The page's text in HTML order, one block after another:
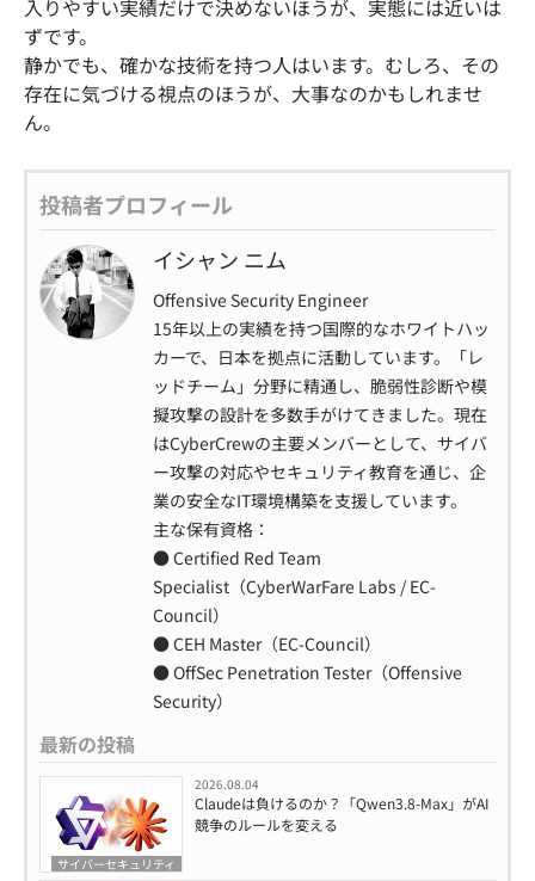
入りやすい実績だけで決めないほうが、実態には近いは
ずです。
静かでも、確かな技術を持つ人はいます。むしろ、その
存在に気づける視点のほうが、大事なのかもしれませ
ん。
投稿者プロフィール
イシャン ニム
Offensive Security Engineer
15年以上の実績を持つ国際的なホワイトハッ
カーで、日本を拠点に活動しています。「レ
ッドチーム」分野に精通し、脆弱性診断や模
擬攻撃の設計を多数手がけてきました。現在
はCyberCrewの主要メンバーとして、サイバ
ー攻撃の対応やセキュリティ教育を通じ、企
業の安全なIT環境構築を支援しています。
主な保有資格：
● Certified Red Team
Specialist（CyberWarFare Labs / EC-
Council）
● CEH Master（EC-Council）
● OffSec Penetration Tester（Offensive
Security）
最新の投稿
サイバーセキュリティ
2026.08.04
Claudeは負けるのか？「Qwen3.8-Max」がAI
競争のルールを変える